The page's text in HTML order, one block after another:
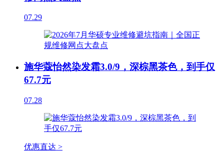
07.29
施华蔻怡然染发霜3.0/9，深棕黑茶色，到手仅
67.7元
07.28
优惠直达 >